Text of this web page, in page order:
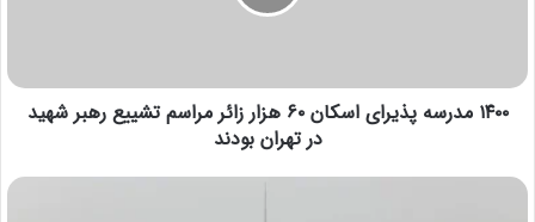
۱۴۰۰ مدرسه پذیرای اسکان ۶۰ هزار زائر مراسم تشییع رهبر شهید
در تهران بودند